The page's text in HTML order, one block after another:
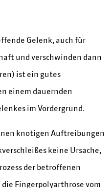
Gelenk, auch für
und verschwinden dann
ist ein gutes
einem dauernden
im Vordergrund.
knotigen Auftreibungen
keine Ursache,
der betroffenen
Fingerpolyarthrose vom